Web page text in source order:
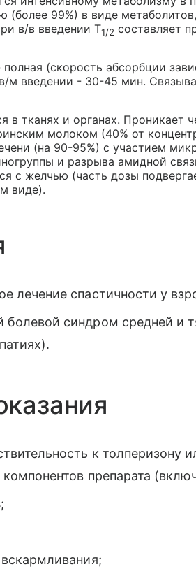
(более 99%) в виде
в/в введении T1/2 составляет
(скорость абсорбции
м введении - 30-45 мин.
в тканях и органах. Проникает
молоком (40% от
(на 90-95%) с участием
и разрыва амидной
с желчью (часть дозы
виде).
лечение спастичности у
болевой синдром средней и
к толперизону
препарата